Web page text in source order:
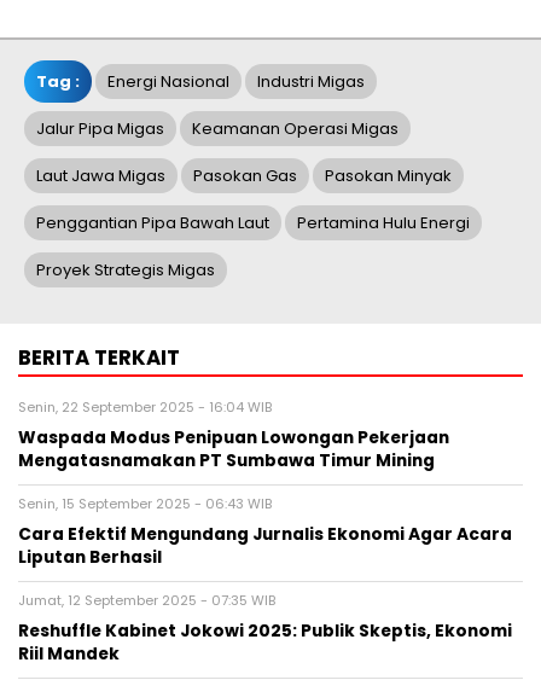
Tag : Energi Nasional Industri Migas
Jalur Pipa Migas Keamanan Operasi Migas
Laut Jawa Migas Pasokan Gas Pasokan Minyak
Penggantian Pipa Bawah Laut Pertamina Hulu Energi
Proyek Strategis Migas
BERITA TERKAIT
Senin, 22 September 2025 - 16:04 WIB
Waspada Modus Penipuan Lowongan Pekerjaan
Mengatasnamakan PT Sumbawa Timur Mining
Senin, 15 September 2025 - 06:43 WIB
Cara Efektif Mengundang Jurnalis Ekonomi Agar Acara
Liputan Berhasil
Jumat, 12 September 2025 - 07:35 WIB
Reshuffle Kabinet Jokowi 2025: Publik Skeptis, Ekonomi
Riil Mandek